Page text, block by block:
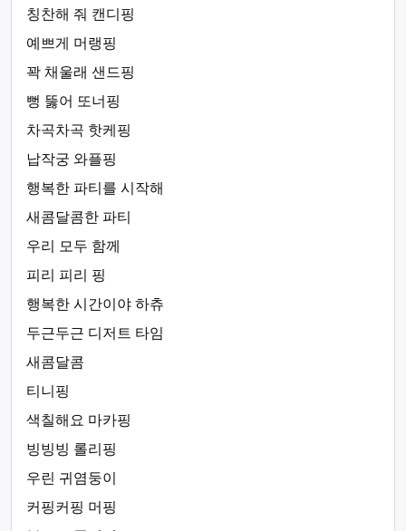
칭찬해 줘 캔디핑
예쁘게 머랭핑
꽉 채울래 샌드핑
뻥 뚫어 또너핑
차곡차곡 핫케핑
납작궁 와플핑
행복한 파티를 시작해
새콤달콤한 파티
우리 모두 함께
피리 피리 핑
행복한 시간이야 하츄
두근두근 디저트 타임
새콤달콤
티니핑
색칠해요 마카핑
빙빙빙 롤리핑
우린 귀염둥이
커핑커핑 머핑